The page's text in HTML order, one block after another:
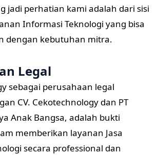
jadi perhatian kami adalah dari sisi
Informasi Teknologi yang bisa
dengan kebutuhan mitra.
Legal
sebagai perusahaan legal
CV. Cekotechnology dan PT
Anak Bangsa, adalah bukti
memberikan layanan Jasa
secara professional dan